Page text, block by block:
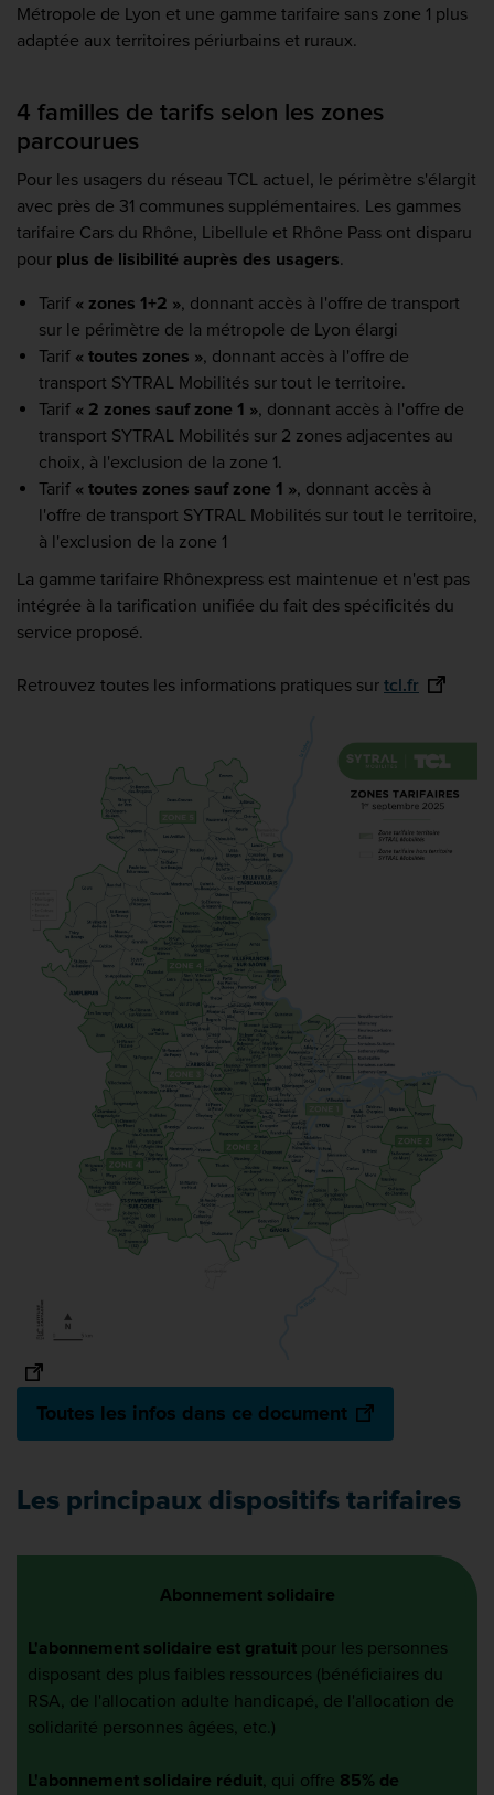
Métropole de Lyon et une gamme tarifaire sans zone 1 plus
adaptée aux territoires périurbains et ruraux.
4 familles de tarifs selon les zones
parcourues
Pour les usagers du réseau TCL actuel, le périmètre s'élargit
avec près de 31 communes supplémentaires. Les gammes
tarifaire Cars du Rhône, Libellule et Rhône Pass ont disparu
pour plus de lisibilité auprès des usagers.
Tarif « zones 1+2 », donnant accès à l'offre de transport
sur le périmètre de la métropole de Lyon élargi
Tarif « toutes zones », donnant accès à l'offre de
transport SYTRAL Mobilités sur tout le territoire.
Tarif « 2 zones sauf zone 1 », donnant accès à l'offre de
transport SYTRAL Mobilités sur 2 zones adjacentes au
choix, à l'exclusion de la zone 1.
Tarif « toutes zones sauf zone 1 », donnant accès à
l'offre de transport SYTRAL Mobilités sur tout le territoire,
à l'exclusion de la zone 1
La gamme tarifaire Rhônexpress est maintenue et n'est pas
intégrée à la tarification unifiée du fait des spécificités du
service proposé.
Retrouvez toutes les informations pratiques sur tcl.fr
Toutes les infos dans ce document
Les principaux dispositifs tarifaires
Abonnement solidaire
L'abonnement solidaire est gratuit pour les personnes
disposant des plus faibles ressources (bénéficiaires du
RSA, de l'allocation adulte handicapé, de l'allocation de
solidarité personnes âgées, etc.)
L'abonnement solidaire réduit, qui offre 85% de